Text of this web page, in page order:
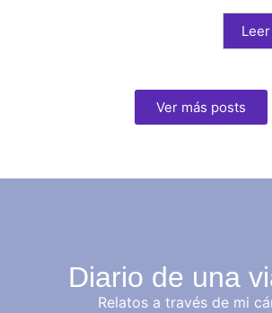
Ver más posts
Diario de una
Relatos a través de mi